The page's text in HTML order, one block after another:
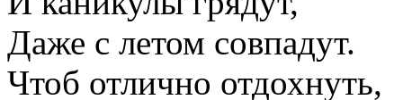
Даже с летом совпадут.
Чтоб отлично отдохнуть,